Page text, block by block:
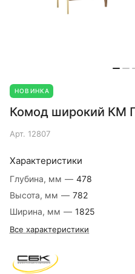
НОВИНКА
Комод широкий КМ
Арт. 12807
Характеристики
Глубина, мм — 478
Высота, мм — 782
Ширина, мм — 1825
Все характеристики